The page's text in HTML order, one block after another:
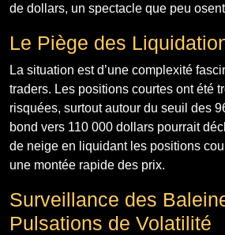
de dollars, un spectacle que peu
Le Piège des
La situation est d’une complexité
traders. Les positions courtes ont été
risquées, surtout autour du seuil des
bond vers 110 000 dollars pourrait
de neige en liquidant les positions
une montée rapide des prix.
Surveillance des
Pulsations de Volatilité